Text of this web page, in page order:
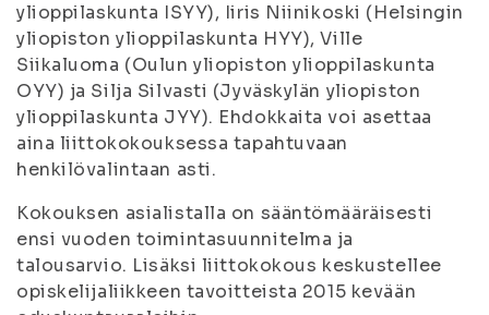
ylioppilaskunta ISYY), Iiris Niinikoski (Helsingin
yliopiston ylioppilaskunta HYY), Ville
Siikaluoma (Oulun yliopiston ylioppilaskunta
OYY) ja Silja Silvasti (Jyväskylän yliopiston
ylioppilaskunta JYY). Ehdokkaita voi asettaa
aina liittokokouksessa tapahtuvaan
henkilövalintaan asti.
Kokouksen asialistalla on sääntömääräisesti
ensi vuoden toimintasuunnitelma ja
talousarvio. Lisäksi liittokokous keskustellee
opiskelijaliikkeen tavoitteista 2015 kevään